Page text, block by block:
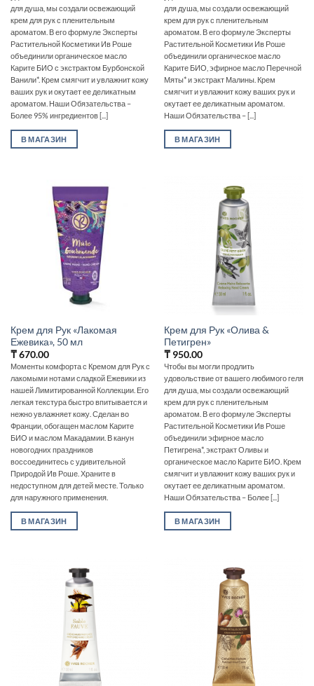
для душа, мы создали освежающий
крем для рук с пленительным
ароматом. В его формуле Эксперты
Растительной Косметики Ив Роше
объединили органическое масло
Карите БИО с экстрактом Бурбонской
Ванили*. Крем смягчит и увлажнит кожу
ваших рук и окутает ее деликатным
ароматом. Наши Обязательства –
Более 95% ингредиентов [...]
В МАГАЗИН
для душа, мы создали освежающий
крем для рук с пленительным
ароматом. В его формуле Эксперты
Растительной Косметики Ив Роше
объединили органическое масло
Карите БИО, эфирное масло Перечной
Мяты* и экстракт Малины. Крем
смягчит и увлажнит кожу ваших рук и
окутает ее деликатным ароматом.
Наши Обязательства – [...]
В МАГАЗИН
Крем для Рук «Лакомая
Ежевика», 50 мл
₸670.00
Моменты комфорта с Кремом для Рук с
лакомыми нотами сладкой Ежевики из
нашей Лимитированной Коллекции. Его
легкая текстура быстро впитывается и
нежно увлажняет кожу. Сделан во
Франции, обогащен маслом Карите
БИО и маслом Макадамии. В канун
новогодних праздников
воссоединитесь с удивительной
Природой Ив Роше. Храните в
недоступном для детей месте. Только
для наружного применения.
В МАГАЗИН
Крем для Рук «Олива &
Петигрен»
₸950.00
Чтобы вы могли продлить
удовольствие от вашего любимого геля
для душа, мы создали освежающий
крем для рук с пленительным
ароматом. В его формуле Эксперты
Растительной Косметики Ив Роше
объединили эфирное масло
Петигрена*, экстракт Оливы и
органическое масло Карите БИО. Крем
смягчит и увлажнит кожу ваших рук и
окутает ее деликатным ароматом.
Наши Обязательства – Более [...]
В МАГАЗИН